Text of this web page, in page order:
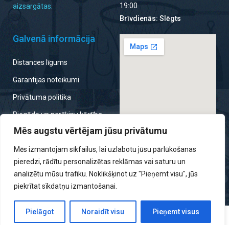
Mēs augstu vērtējam jūsu privātumu
Mēs izmantojam sīkfailus, lai uzlabotu jūsu pārlūkošanas
pieredzi, rādītu personalizētas reklāmas vai saturu un
analizētu mūsu trafiku. Noklikšķinot uz "Pieņemt visu", jūs
piekrītat sīkdatņu izmantošanai.
Pielāgot Noraidīt visu Pieņemt visus
aizsargātas.
19:00
Brīvdienās: Slēgts
Galvenā informācija
Distances līgums
Garantijas noteikumi
Privātuma politika
Piegāde un norēķinu kārtība
Noteikumi par atteikumu